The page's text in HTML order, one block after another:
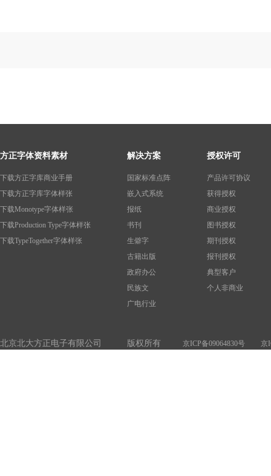
方正字体资料素材
下载方正字库商业手册
下载方正字库字体样张
下载Monotype字体样张
下载Production Type字体样张
下载TypeTogether字体样张
解决方案
国家标准点阵
嵌入式系统
报纸
书刊
生僻字
古籍出版
政府办公
民族文
广电行业
授权许可
产品许可协议
获得授权
商业授权
图书授权
期刊授权
报刊授权
典型客户
个人非商业
北京北大方正电子有限公司 版权所有 京ICP备09064830号 京